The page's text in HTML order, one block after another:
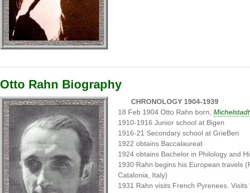
Otto Rahn Biography
CHRONOLOGY 1904-1939
18 Feb 1904 Otto Rahn born, Michelstadt
1910-1916 Junior school at Bigen
1916-21 Secondary school at GrieBen
1922 obtains Baccalaureat
1924 obtains Bachelor in Philology and
1930 Rahn begins his European travels
Catalonia, Italy)
1931 Rahn visits French Pyrenees.